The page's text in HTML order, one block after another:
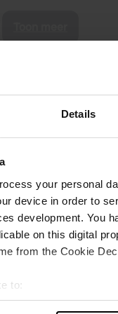
Details
your personal
device in order to
development. You
on this digital
from the Cookie
to:
geographical
de reviews
A
sep. 2025
Als het vol is
naar 17
langs het
en ALDI aan
lees meer